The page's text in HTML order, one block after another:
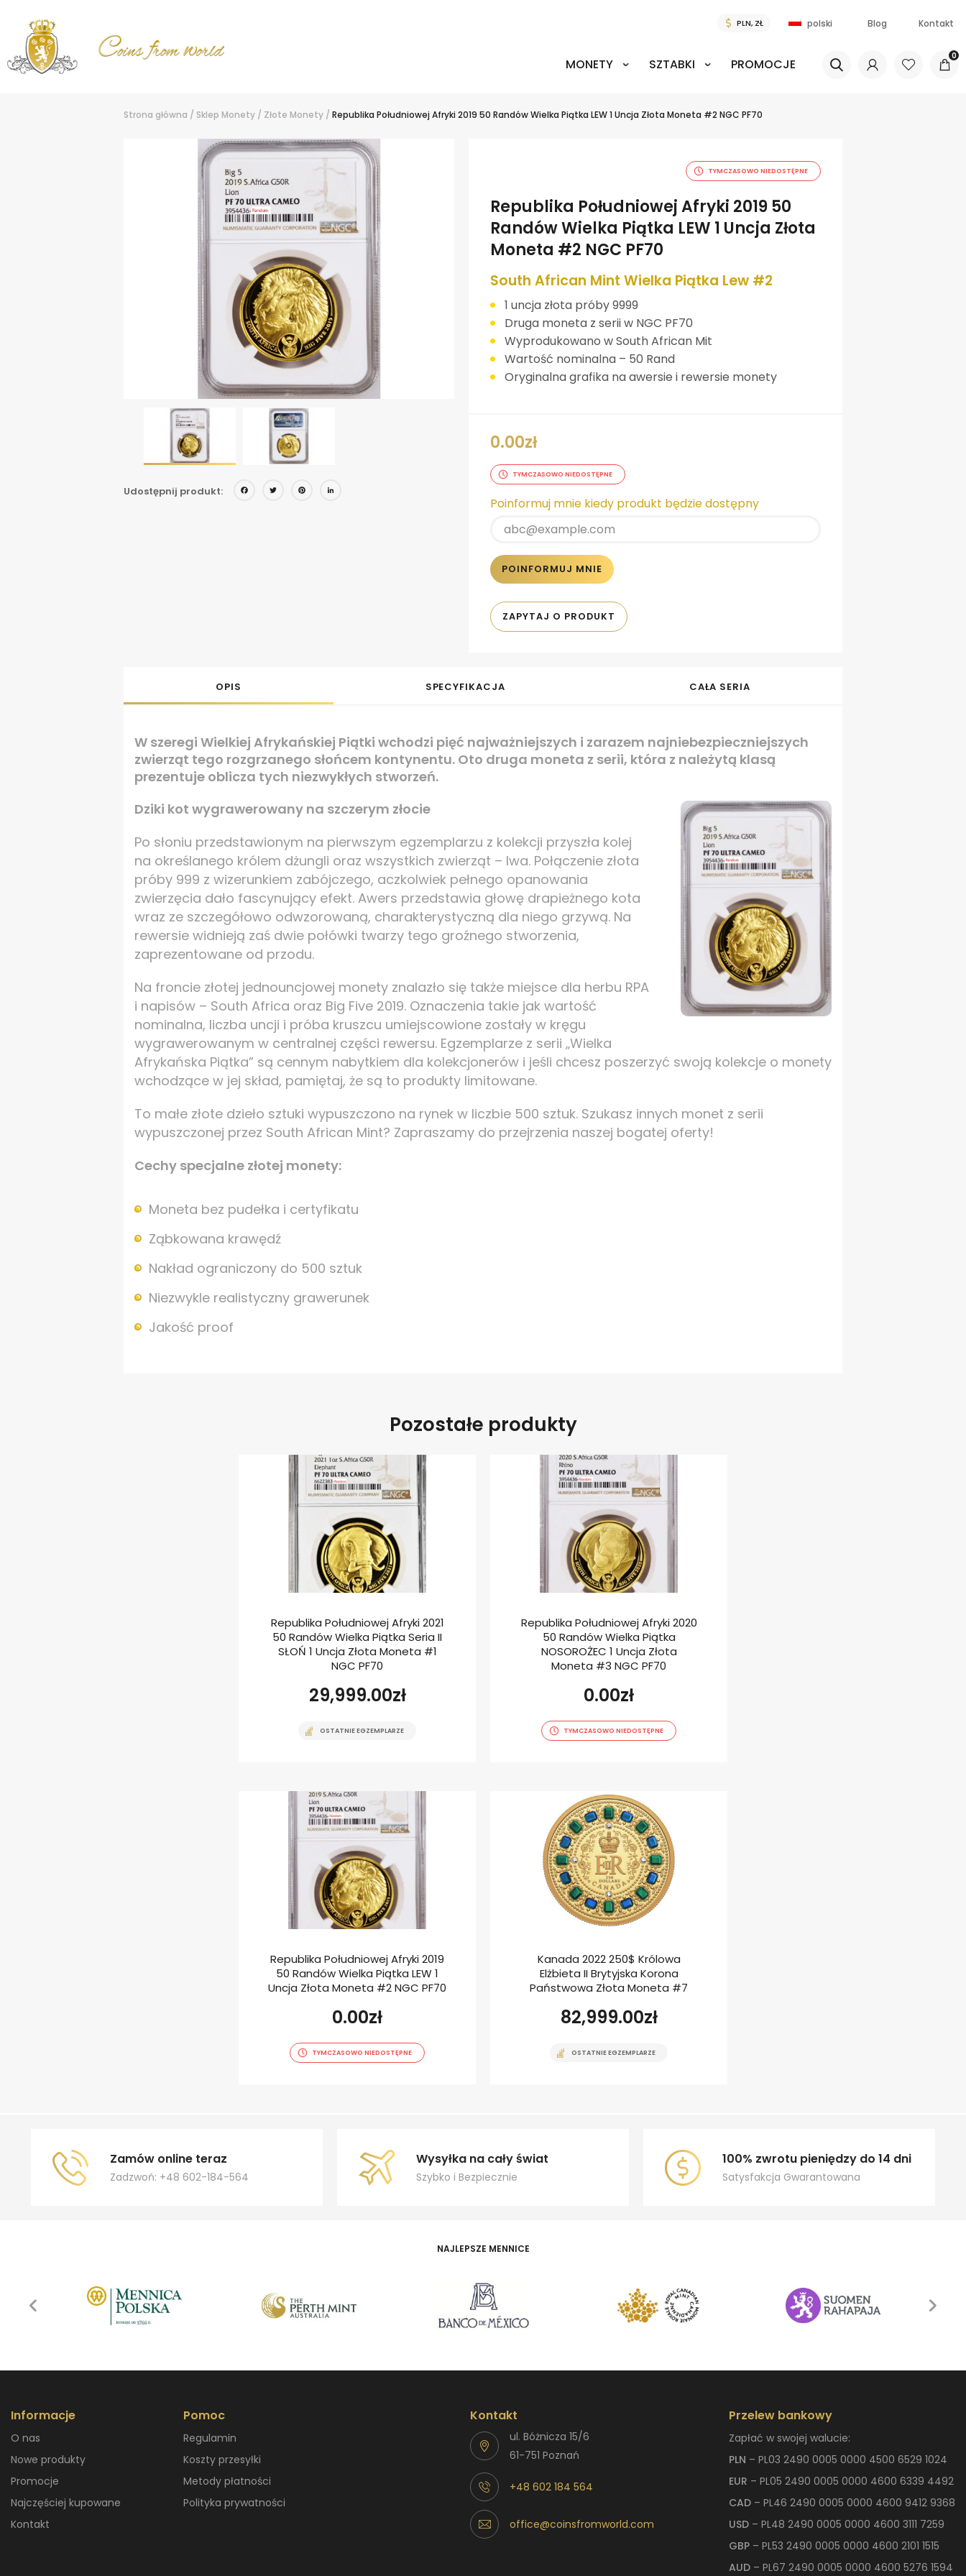
polski Blog Kontakt
MONETY SZTABKI PROMOCJE
0
Strona główna / Sklep Monety / Złote Monety / Republika Południowej Afryki 2019 50 Randów Wielka Piątka LEW 1 Uncja Złota Moneta #2 NGC PF70
Udostępnij produkt: Facebook
TwitterPinterest
TYMCZASOWO NIEDOSTĘPNE
Republika Południowej Afryki 2019 50
Randów Wielka Piątka LEW 1 Uncja Złota
Moneta #2 NGC PF70
South African Mint Wielka Piątka Lew #2
1 uncja złota próby 9999
Druga moneta z serii w NGC PF70
Wyprodukowano w South African Mit
Wartość nominalna – 50 Rand
Oryginalna grafika na awersie i rewersie monety
0.00zł
TYMCZASOWO NIEDOSTĘPNE
Poinformuj mnie kiedy produkt będzie dostępny
POINFORMUJ MNIE
ZAPYTAJ O PRODUKT
OPIS SPECYFIKACJA CAŁA SERIA
W szeregi Wielkiej Afrykańskiej Piątki wchodzi pięć najważniejszych i zarazem najniebezpieczniejszych
zwierząt tego rozgrzanego słońcem kontynentu. Oto druga moneta z serii, która z należytą klasą
prezentuje oblicza tych niezwykłych stworzeń.
Dziki kot wygrawerowany na szczerym złocie
Po słoniu przedstawionym na pierwszym egzemplarzu z kolekcji przyszła kolej
na określanego królem dżungli oraz wszystkich zwierząt – lwa. Połączenie złota
próby 999 z wizerunkiem zabójczego, aczkolwiek pełnego opanowania
zwierzęcia dało fascynujący efekt. Awers przedstawia głowę drapieżnego kota
wraz ze szczegółowo odwzorowaną, charakterystyczną dla niego grzywą. Na
rewersie widnieją zaś dwie połówki twarzy tego groźnego stworzenia,
zaprezentowane od przodu.
Na froncie złotej jednouncjowej monety znalazło się także miejsce dla herbu RPA
i napisów – South Africa oraz Big Five 2019. Oznaczenia takie jak wartość
nominalna, liczba uncji i próba kruszcu umiejscowione zostały w kręgu
wygrawerowanym w centralnej części rewersu. Egzemplarze z serii „Wielka
Afrykańska Piątka” są cennym nabytkiem dla kolekcjonerów i jeśli chcesz poszerzyć swoją kolekcje o monety
wchodzące w jej skład, pamiętaj, że są to produkty limitowane.
To małe złote dzieło sztuki wypuszczono na rynek w liczbie 500 sztuk. Szukasz innych monet z serii
wypuszczonej przez South African Mint? Zapraszamy do przejrzenia naszej bogatej oferty!
Cechy specjalne złotej monety:
Moneta bez pudełka i certyfikatu
Ząbkowana krawędź
Nakład ograniczony do 500 sztuk
Niezwykle realistyczny grawerunek
Jakość proof
Pozostałe produkty
Republika Południowej Afryki 2021
50 Randów Wielka Piątka Seria II
SŁOŃ 1 Uncja Złota Moneta #1
NGC PF70
29,999.00zł
OSTATNIE EGZEMPLARZE
Republika Południowej Afryki 2020
50 Randów Wielka Piątka
NOSOROŻEC 1 Uncja Złota
Moneta #3 NGC PF70
0.00zł
TYMCZASOWO NIEDOSTĘPNE
Republika Południowej Afryki 2019
50 Randów Wielka Piątka LEW 1
Uncja Złota Moneta #2 NGC PF70
0.00zł
TYMCZASOWO NIEDOSTĘPNE
Kanada 2022 250$ Królowa
Elżbieta II Brytyjska Korona
Państwowa Złota Moneta #7
82,999.00zł
OSTATNIE EGZEMPLARZE
Zamów online teraz
Zadzwoń: +48 602-184-564
Wysyłka na cały świat
Szybko i Bezpiecznie
100% zwrotu pieniędzy do 14 dni
Satysfakcja Gwarantowana
NAJLEPSZE MENNICE
Informacje
O nas
Nowe produkty
Promocje
Najczęściej kupowane
Kontakt
Pomoc
Regulamin
Koszty przesyłki
Metody płatności
Polityka prywatności
Kontakt
ul. Bóżnicza 15/6
61-751 Poznań
+48 602 184 564
office@coinsfromworld.com
Przelew bankowy
Zapłać w swojej walucie:
PLN – PL03 2490 0005 0000 4500 6529 1024
EUR – PL05 2490 0005 0000 4600 6339 4492
CAD – PL46 2490 0005 0000 4600 9412 9368
USD – PL48 2490 0005 0000 4600 3111 7259
GBP – PL53 2490 0005 0000 4600 2101 1515
AUD – PL67 2490 0005 0000 4600 5276 1594